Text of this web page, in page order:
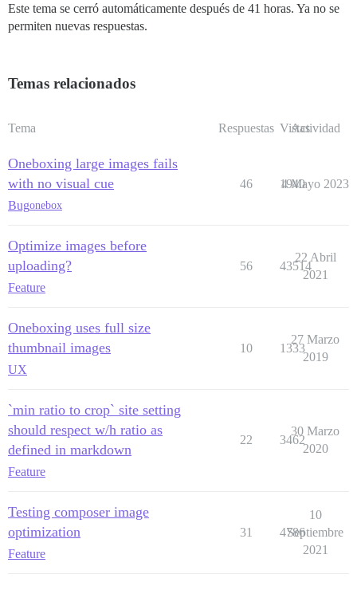
Este tema se cerró automáticamente después de 41 horas. Ya no se
permiten nuevas respuestas.
Temas relacionados
Tema Respuestas Vistas
Actividad
Oneboxing large images fails
with no visual cue
Bugonebox
46 1940
4 Mayo 2023
Optimize images before
uploading?
Feature
56 43514
22 Abril
2021
Oneboxing uses full size
thumbnail images
UX
10 1333
27 Marzo
2019
`min ratio to crop` site setting
should respect w/h ratio as
defined in markdown
Feature
22 3462
30 Marzo
2020
Testing composer image
optimization
Feature
31 4786
10
Septiembre
2021